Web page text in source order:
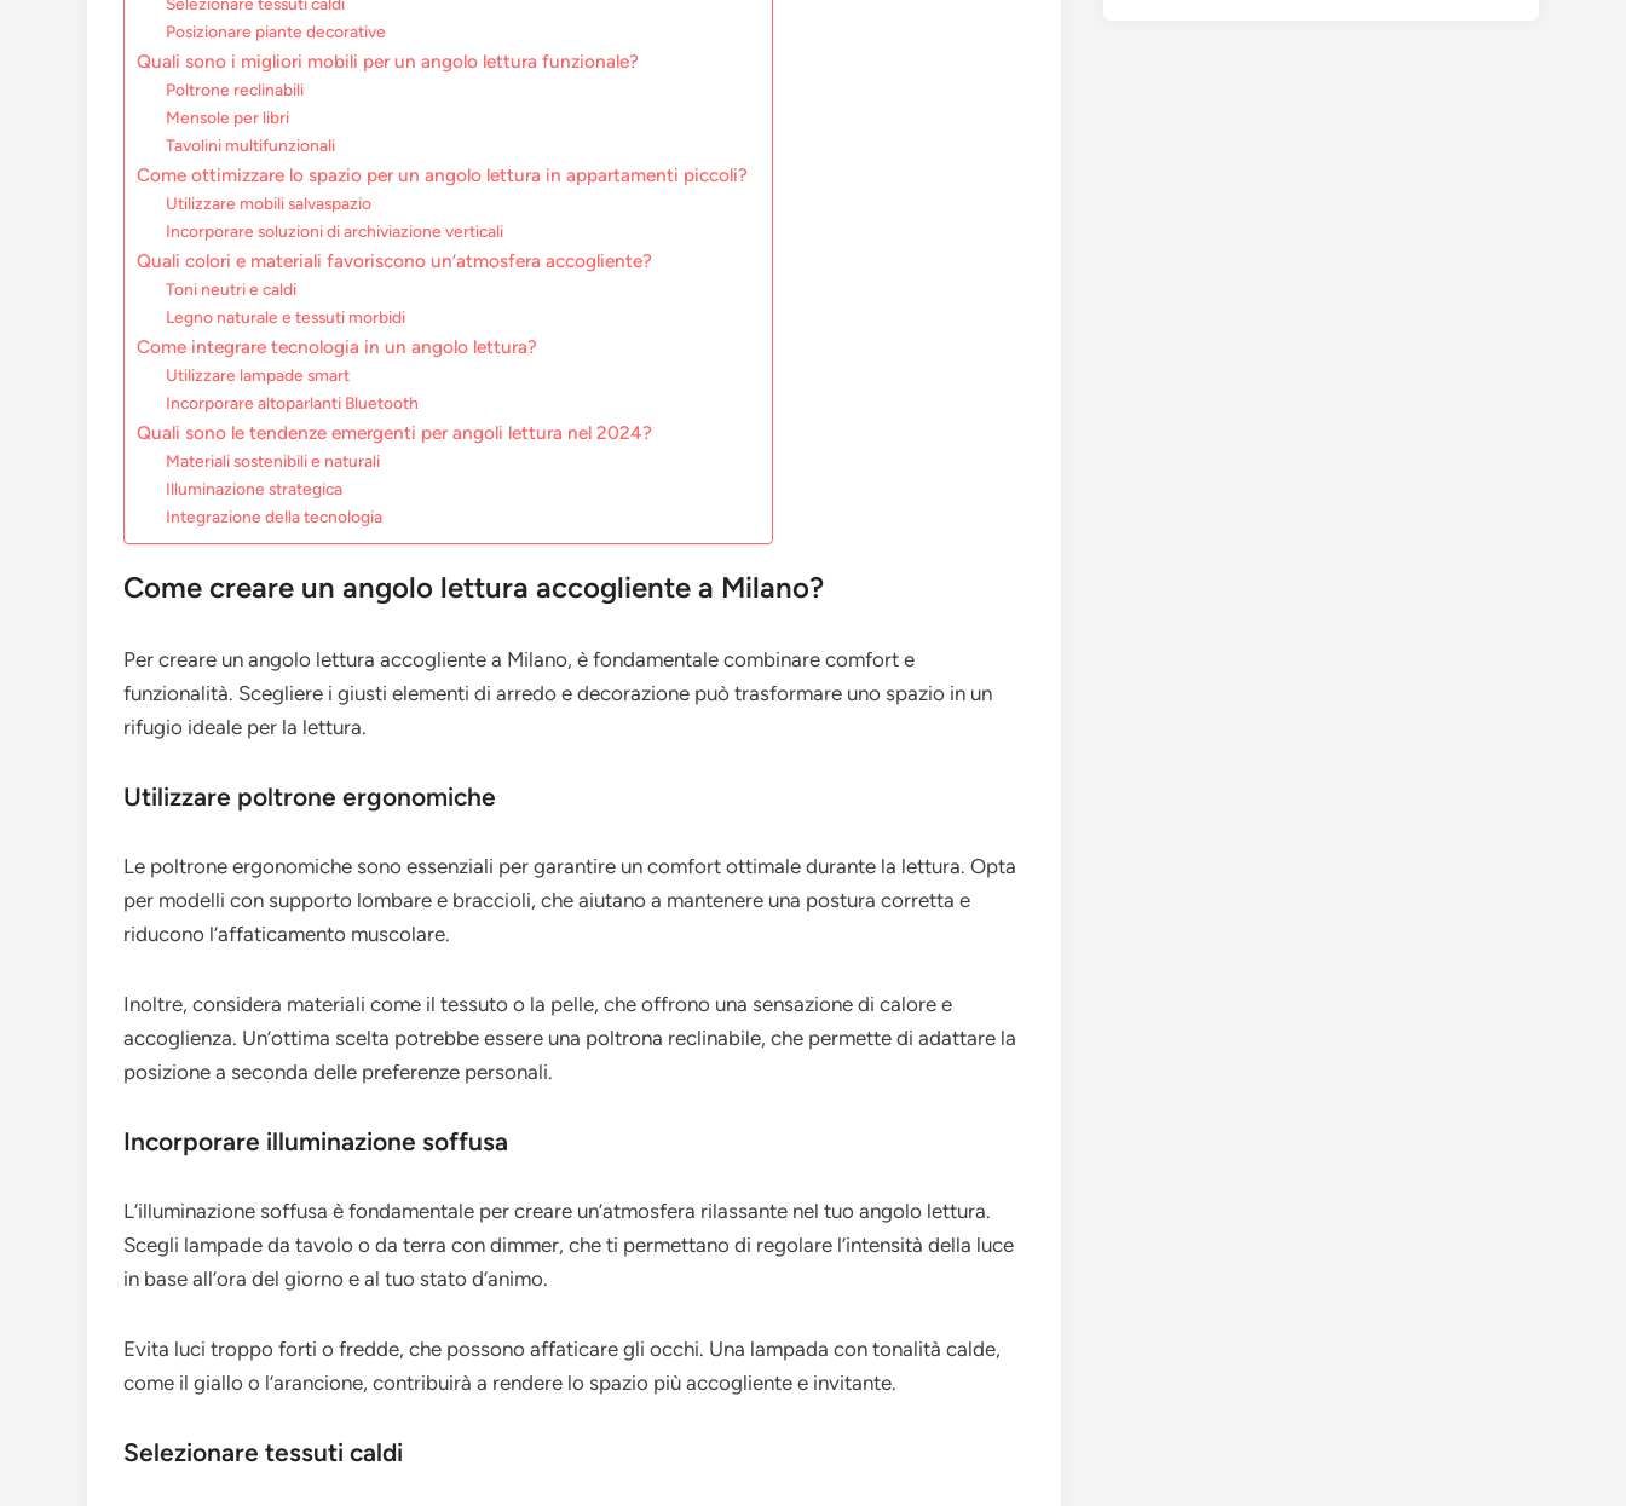
Posizionare piante decorative
Quali sono i migliori mobili per un angolo lettura funzionale?
Poltrone reclinabili
Mensole per libri
Tavolini multifunzionali
Come ottimizzare lo spazio per un angolo lettura in appartamenti piccoli?
Utilizzare mobili salvaspazio
Incorporare soluzioni di archiviazione verticali
Quali colori e materiali favoriscono un’atmosfera accogliente?
Toni neutri e caldi
Legno naturale e tessuti morbidi
Come integrare tecnologia in un angolo lettura?
Utilizzare lampade smart
Incorporare altoparlanti Bluetooth
Quali sono le tendenze emergenti per angoli lettura nel 2024?
Materiali sostenibili e naturali
Illuminazione strategica
Integrazione della tecnologia
Come creare un angolo lettura accogliente a Milano?
Per creare un angolo lettura accogliente a Milano, è fondamentale combinare comfort e
funzionalità. Scegliere i giusti elementi di arredo e decorazione può trasformare uno spazio in un
rifugio ideale per la lettura.
Utilizzare poltrone ergonomiche
Le poltrone ergonomiche sono essenziali per garantire un comfort ottimale durante la lettura. Opta
per modelli con supporto lombare e braccioli, che aiutano a mantenere una postura corretta e
riducono l’affaticamento muscolare.
Inoltre, considera materiali come il tessuto o la pelle, che offrono una sensazione di calore e
accoglienza. Un’ottima scelta potrebbe essere una poltrona reclinabile, che permette di adattare la
posizione a seconda delle preferenze personali.
Incorporare illuminazione soffusa
L’illuminazione soffusa è fondamentale per creare un’atmosfera rilassante nel tuo angolo lettura.
Scegli lampade da tavolo o da terra con dimmer, che ti permettano di regolare l’intensità della luce
in base all’ora del giorno e al tuo stato d’animo.
Evita luci troppo forti o fredde, che possono affaticare gli occhi. Una lampada con tonalità calde,
come il giallo o l’arancione, contribuirà a rendere lo spazio più accogliente e invitante.
Selezionare tessuti caldi